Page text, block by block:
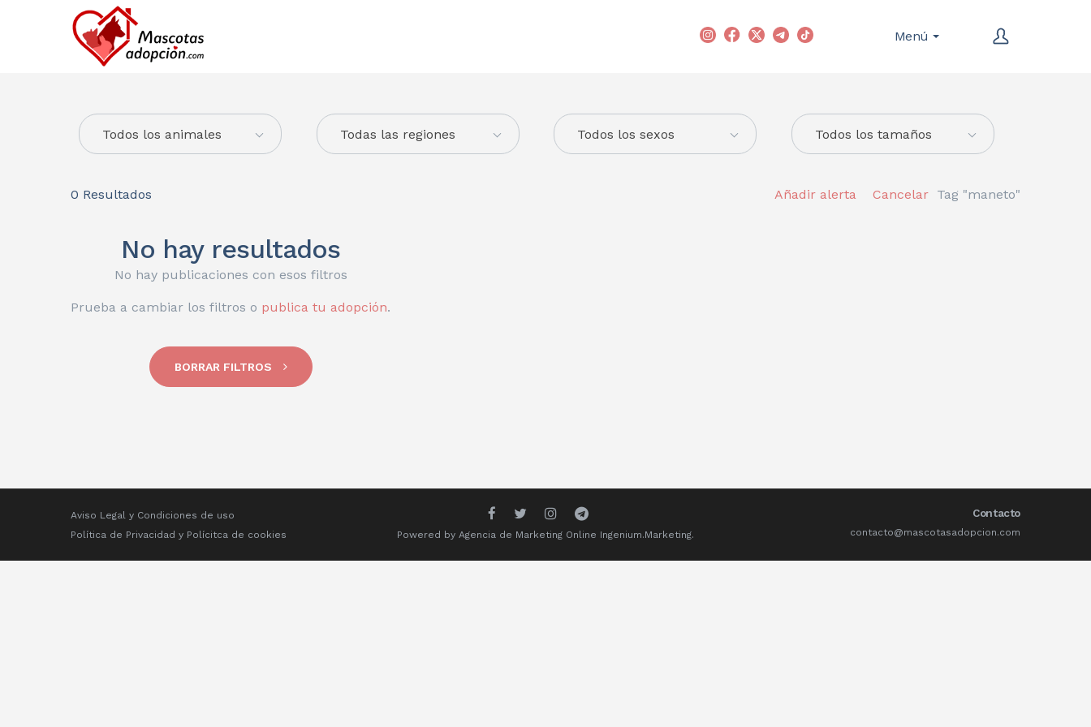
Menú
Todas las regiones
Todos los animales Todos los sexos Todos los tamaños
0 Resultados Tag "maneto"
Cancelar
Añadir alerta
No hay resultados
No hay publicaciones con esos filtros
Prueba a cambiar los filtros o publica tu adopción.
BORRAR FILTROS
Aviso Legal y Condiciones de uso
Política de Privacidad y Polícitca de cookies Powered by Agencia de Marketing Online Ingenium.Marketing.
Contacto
contacto@mascotasadopcion.com